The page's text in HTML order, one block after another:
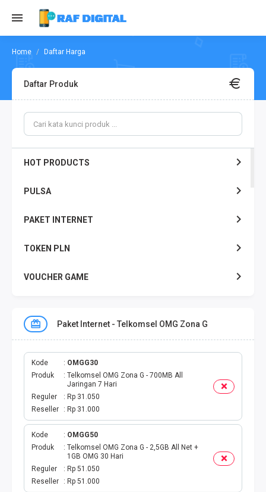
Daftar Harga
Daftar Produk
HOT PRODUCTS
PULSA
PAKET INTERNET
TOKEN PLN
VOUCHER GAME
E TOLL
PAKET SMS NELPON
PULSA TRANSFER
TOPUP DIGITAL
TOPUP OVO DANA
TAGIHAN ONLINE
Paket Internet - Telkomsel OMG Zona G
Kode
OMGG30
Produk
Telkomsel OMG Zona G - 700MB All
Jaringan 7 Hari
Reguler
Rp 31.050
Reseller
Rp 31.000
Kode
OMGG50
Produk
Telkomsel OMG Zona G - 2,5GB All Net +
1GB OMG 30 Hari
Reguler
Rp 51.050
Reseller
Rp 51.000